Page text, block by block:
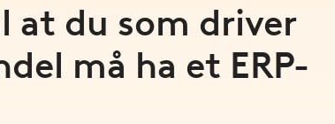
at du som driver
må ha et ERP-